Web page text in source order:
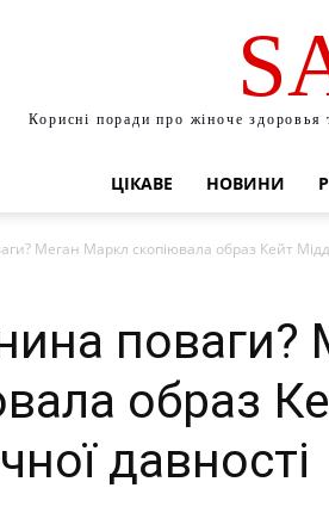
Корисні поради про жіноче здоровья
ЦІКАВЕ НОВИНИ
Меган Маркл скопіювала образ Кейт
поваги?
образ
давності